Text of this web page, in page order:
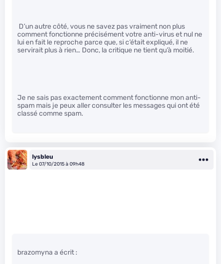
D’un autre côté, vous ne savez pas vraiment non plus
comment fonctionne précisément votre anti-virus et nul ne
lui en fait le reproche parce que, si c’était expliqué, il ne
servirait plus à rien… Donc, la critique ne tient qu’à moitié.
Je ne sais pas exactement comment fonctionne mon anti-
spam mais je peux aller consulter les messages qui ont été
classé comme spam.
lysbleu
Le 07/10/2015 à 09h48
brazomyna a écrit :